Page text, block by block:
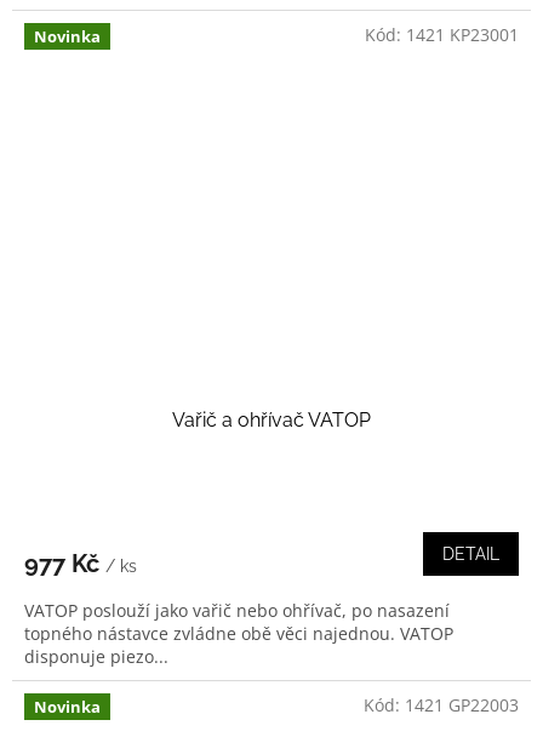
Novinka
Vařič a ohřívač VATOP
977 Kč / ks
DETAIL
VATOP poslouží jako vařič nebo ohřívač, po nasazení
topného nástavce zvládne obě věci najednou. VATOP
disponuje piezo...
Kód: 1421 KP23001
Novinka Kód: 1421 GP22003